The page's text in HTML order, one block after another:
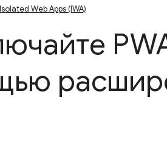
Isolated Web Apps (IWA)